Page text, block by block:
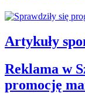
Artykuły
Reklama w
promocję